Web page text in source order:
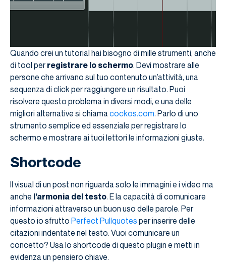
Quando crei un tutorial hai bisogno di mille strumenti, anche
di tool perregistrare lo schermo. Devi mostrare alle
persone che arrivano sul tuo contenuto un’attività, una
sequenza di click per raggiungere un risultato. Puoi
risolvere questo problema in diversi modi, e una delle
migliori alternative si chiamacockos.com. Parlo di uno
strumento semplice ed essenziale per registrare lo
schermo e mostrare ai tuoi lettori le informazioni giuste.
Shortcode
Il visual di un post non riguarda solo le immagini e i video ma
anche l’armonia del testo. E la capacità di comunicare
informazioni attraverso un buon uso delle parole. Per
questo io sfrutto Perfect Pullquotes per inserire delle
citazioni indentate nel testo. Vuoi comunicare un
concetto? Usa lo shortcode di questo plugin e metti in
evidenza un pensiero chiave.